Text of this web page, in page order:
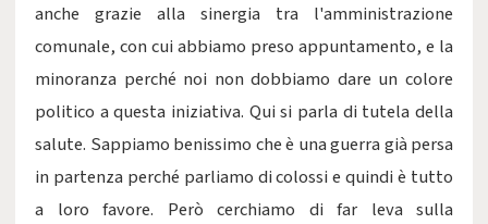
anche grazie alla sinergia tra l'amministrazione
comunale, con cui abbiamo preso appuntamento, e la
minoranza perché noi non dobbiamo dare un colore
politico a questa iniziativa. Qui si parla di tutela della
salute. Sappiamo benissimo che è una guerra già persa
in partenza perché parliamo di colossi e quindi è tutto
a loro favore. Però cerchiamo di far leva sulla